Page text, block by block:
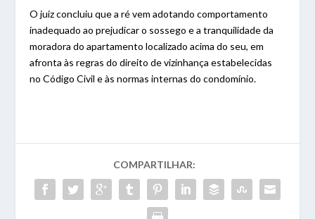
O juiz concluiu que a ré vem adotando comportamento
inadequado ao prejudicar o sossego e a tranquilidade da
moradora do apartamento localizado acima do seu, em
afronta às regras do direito de vizinhança estabelecidas
no Código Civil e às normas internas do condomínio.
COMPARTILHAR: